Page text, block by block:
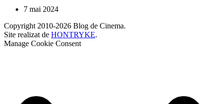
7 mai 2024
Copyright 2010-2026 Blog de Cinema.
Site realizat de HONTRYKE.
Manage Cookie Consent